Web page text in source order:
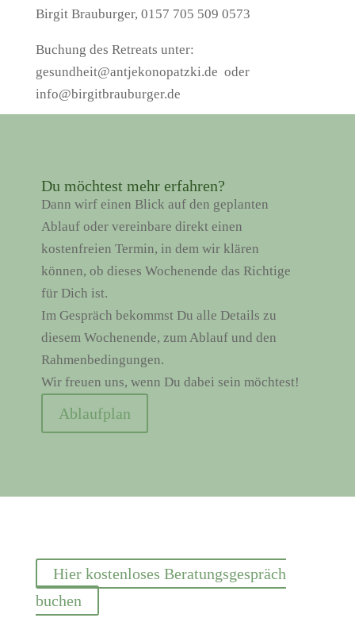
Birgit Brauburger, 0157 705 509 0573
Buchung des Retreats unter:
gesundheit@antjekonopatzki.de oder
info@birgitbrauburger.de
Du möchtest mehr erfahren?
Dann wirf einen Blick auf den geplanten
Ablauf oder vereinbare direkt einen
kostenfreien Termin, in dem wir klären
können, ob dieses Wochenende das Richtige
für Dich ist.
Im Gespräch bekommst Du alle Details zu
diesem Wochenende, zum Ablauf und den
Rahmenbedingungen.
Wir freuen uns, wenn Du dabei sein möchtest!
Ablaufplan
Hier kostenloses Beratungsgespräch
buchen